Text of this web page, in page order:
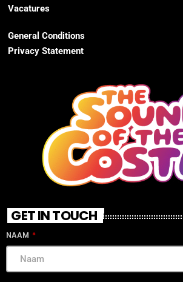
Vacatures
General Conditions
Privacy Statement
GET IN TOUCH
NAAM